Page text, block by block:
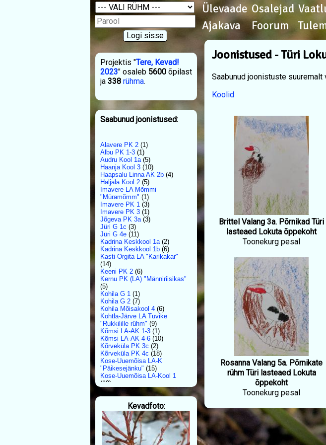
Projektis "Tere, Kevad!
2023" osaleb 5600 õpilast
ja 338 rühma.
Saabunud joonistused:
Alavere PK 2 (1)
Albu PK 1-3 (1)
Audru Kool 1a(5)
Haanja Kool 3 (10)
Haapsalu Linna AK 2b (4)
Haljala Kool 2 (5)
Imavere LA Mõmmi
"Müramõmm" (1)
Imavere PK 1 (3)
Imavere PK 3 (1)
Jõgeva PK 3a(3)
Jüri G 1c (3)
Jüri G 4e (11)
Kadrina Keskkool 1a(2)
Kadrina Keskkool 1b (6)
Kasti-Orgita LA "Karikakar"
(14)
Keeni PK 2 (6)
Kernu PK (LA) "Männiriisikas"
(5)
Kohila G 1 (1)
Kohila G 2 (7)
Kohila Mõisakool 4 (6)
Kohtla-Järve LA Tuvike
"Rukkilille rühm" (9)
Kõmsi LA-AK 1-3 (1)
Kõmsi LA-AK 4-6 (10)
Kõrveküla PK 3c (2)
Kõrveküla PK 4c (18)
Kose-Uuemõisa LA-K
"Päikesejänku" (15)
Kose-Uuemõisa LA-Kool 1
(19)
Krootuse PK
(26)
Lähte ÜhisG 1b(3)
Laitse LA "Õiekesed"(1)
Lasnamäe PK 2b(4)
Lasnamäe PK 3a(3)
Lüllemäe PK 1 (4)
Luunja LA Midrimaa
"Midrihiired"(1)
Kevadfoto:
Ülevaade Osalejad
Ajakava
Foorum
Joonistused - Türi
Saabunud joonistuste
Koolid
Brittel Valang 3a. Põrnikad Türi
lasteaed Lokuta õppekoht
Toonekurg pesal
Rosanna Valang 5a. Põrnikate
rühm Türi lasteaed Lokuta
õppekoht
Toonekurg pesal